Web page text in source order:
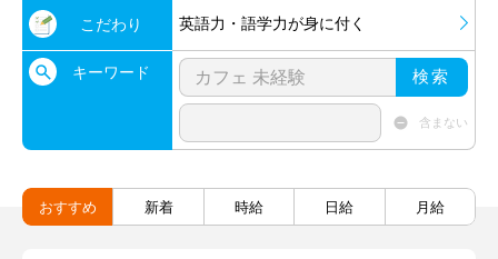
こだわり 英語力・語学力が身に付く
キーワード 検索
含まない
おすすめ 新着 時給 日給 月給